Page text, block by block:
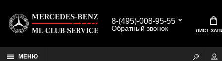
8-(495)-008-95-55
Обратный звонок ЛИСТ
МЕНЮ